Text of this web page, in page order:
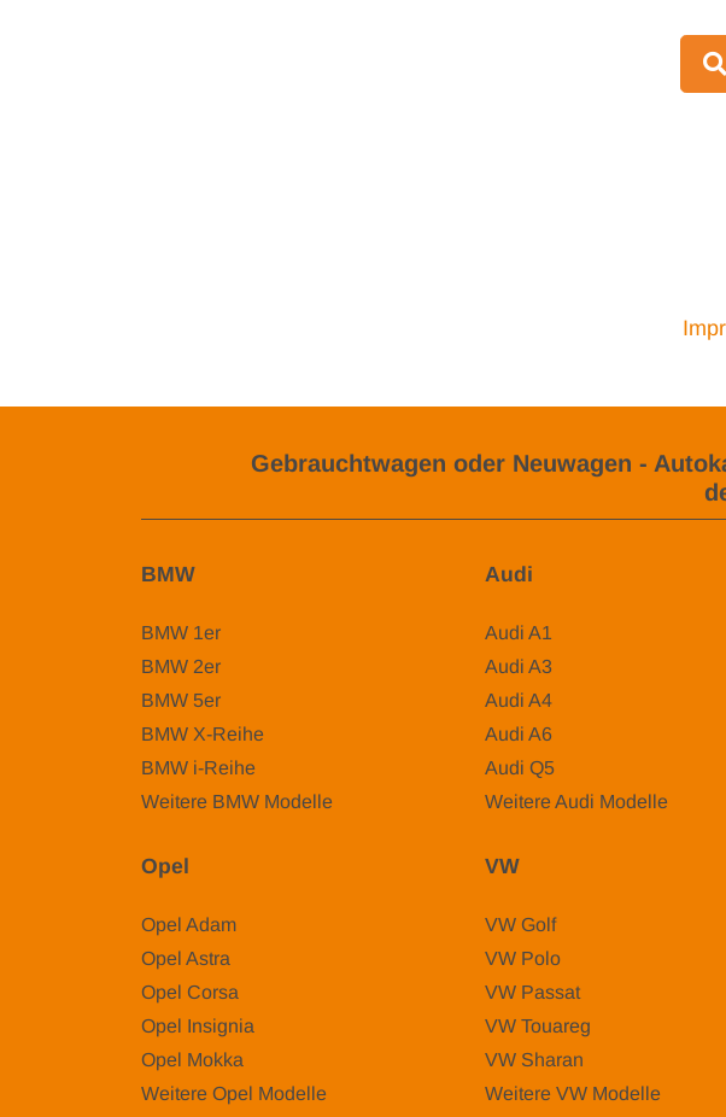
Gebrauchtwagen oder Neuwagen -
BMW
BMW 1er
BMW 2er
BMW 5er
BMW X-Reihe
BMW i-Reihe
Weitere BMW Modelle
Audi
Audi A1
Audi A3
Audi A4
Audi A6
Audi Q5
Weitere Audi Modelle
Opel
Opel Adam
Opel Astra
Opel Corsa
Opel Insignia
Opel Mokka
Weitere Opel Modelle
VW
VW Golf
VW Polo
VW Passat
VW Touareg
VW Sharan
Weitere VW Modelle